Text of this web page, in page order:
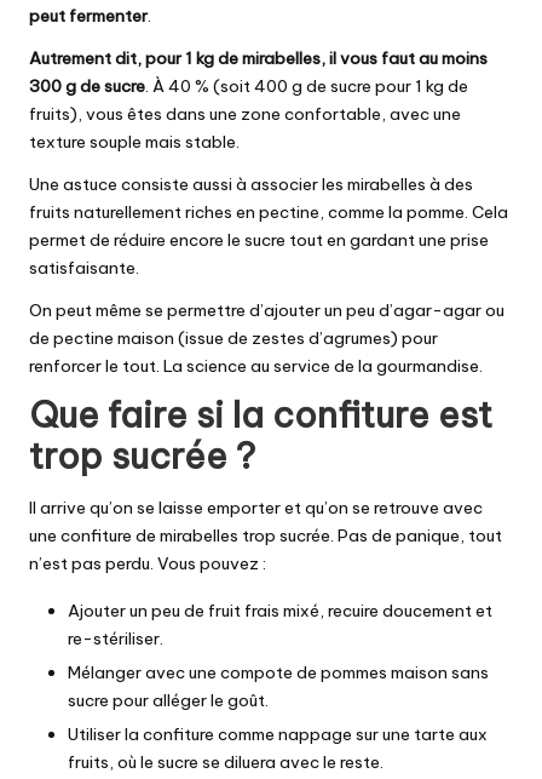
peut fermenter.
Autrement dit, pour 1 kg de mirabelles, il vous faut au moins
300 g de sucre. À 40 % (soit 400 g de sucre pour 1 kg de
fruits), vous êtes dans une zone confortable, avec une
texture souple mais stable.
Une astuce consiste aussi à associer les mirabelles à des
fruits naturellement riches en pectine, comme la pomme. Cela
permet de réduire encore le sucre tout en gardant une prise
satisfaisante.
On peut même se permettre d’ajouter un peu d’agar-agar ou
de pectine maison (issue de zestes d’agrumes) pour
renforcer le tout. La science au service de la gourmandise.
Que faire si la confiture est
trop sucrée ?
Il arrive qu’on se laisse emporter et qu’on se retrouve avec
une confiture de mirabelles trop sucrée. Pas de panique, tout
n’est pas perdu. Vous pouvez :
Ajouter un peu de fruit frais mixé, recuire doucement et
re-stériliser.
Mélanger avec une compote de pommes maison sans
sucre pour alléger le goût.
Utiliser la confiture comme nappage sur une tarte aux
fruits, où le sucre se diluera avec le reste.